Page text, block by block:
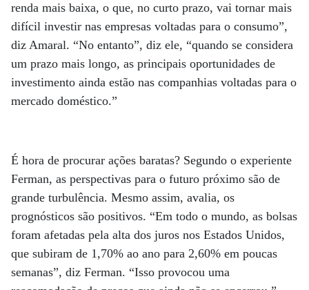
renda mais baixa, o que, no curto prazo, vai tornar mais
difícil investir nas empresas voltadas para o consumo”,
diz Amaral. “No entanto”, diz ele, “quando se considera
um prazo mais longo, as principais oportunidades de
investimento ainda estão nas companhias voltadas para o
mercado doméstico.”
É hora de procurar ações baratas? Segundo o experiente
Ferman, as perspectivas para o futuro próximo são de
grande turbulência. Mesmo assim, avalia, os
prognósticos são positivos. “Em todo o mundo, as bolsas
foram afetadas pela alta dos juros nos Estados Unidos,
que subiram de 1,70% ao ano para 2,60% em poucas
semanas”, diz Ferman. “Isso provocou uma